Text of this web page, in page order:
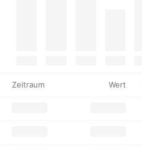
Zeitraum Wert